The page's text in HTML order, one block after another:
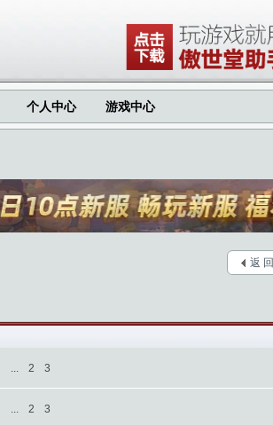
个人中心 游戏中心
返 回
... 2 3
... 2 3